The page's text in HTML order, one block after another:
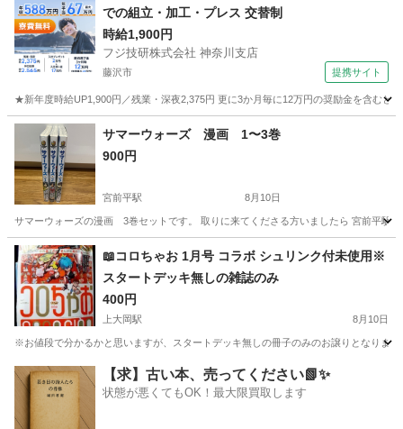
での組立・加工・プレス 交替制
時給1,900円
フジ技研株式会社 神奈川支店
藤沢市 提携サイト
★新年度時給UP1,900円／残業・深夜2,375円 更に3か月毎に12万円の奨励金を含む
神奈川 藤沢市 その他
サマーウォーズ 漫画 1〜3巻
900円
宮前平駅 8月10日
サマーウォーズの漫画 3巻セットです。 取りに来てくださる方いましたら 宮前平駅
神奈川 川崎市 宮前平駅 本/CD/DVD
📖コロちゃお 1月号 コラボ シュリンク付未使用※
スタートデッキ無しの雑誌のみ
400円
上大岡駅 8月10日
※お値段で分かるかと思いますが、スタートデッキ無しの冊子のみのお譲りとなりま
神奈川 横浜市 上大岡駅 雑誌 シュリンク
【求】古い本、売ってください📗✨
状態が悪くてもOK！最大限買取します